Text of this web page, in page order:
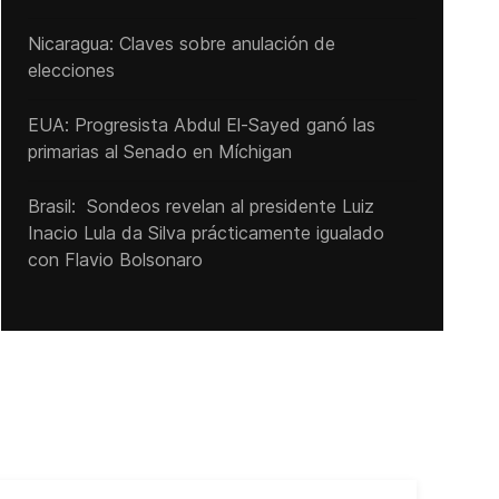
Nicaragua: Claves sobre anulación de
elecciones
EUA: Progresista Abdul El-Sayed ganó las
primarias al Senado ‌en Míchigan
Brasil: Sondeos revelan al presidente Luiz
Inacio Lula da Silva prácticamente igualado
con Flavio Bolsonaro